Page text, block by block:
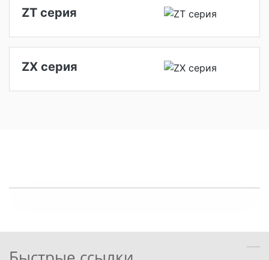
ZT серия
ZX серия